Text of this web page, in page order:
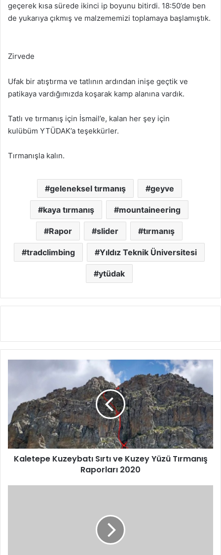
geçerek kısa sürede ikinci ip boyunu bitirdi. 18:50’de ben
de yukarıya çıkmış ve malzememizi toplamaya başlamıştık.
Zirvede
Ufak bir atıştırma ve tatlının ardından inişe geçtik ve
patikaya vardığımızda koşarak kamp alanına vardık.
Tatlı ve tırmanış için İsmail’e, kalan her şey için
kulübüm YTÜDAK’a teşekkürler.
Tırmanışla kalın.
geleneksel tırmanış geyve
kaya tırmanış mountaineering
Rapor slider tırmanış
tradclimbing Yıldız Teknik Üniversitesi
ytüdak
Kuzey
Yüzü
Tırmanış
Raporları
2020
Kaletepe Kuzeybatı Sırtı ve Kuzey Yüzü Tırmanış
Raporları 2020